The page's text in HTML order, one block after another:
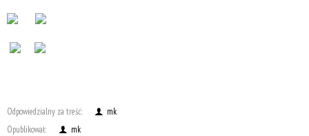
Odpowiedzialny za treść:
mk
Opublikował:
mk